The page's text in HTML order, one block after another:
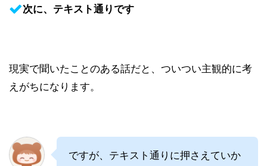
次に、テキスト通りです
現実で聞いたことのある話だと、ついつい主観的に考
えがちになります。
ですが、テキスト通りに押さえていか